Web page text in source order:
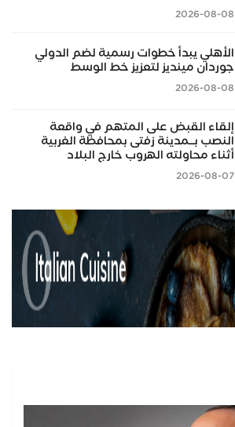
2026-08-08
​الأهلي يبدأ خطوات رسمية لضم الدولي
جوردان مينديز لتعزيز خط الوسط
2026-08-08
إلقاء القبض على المتهم في واقعة
النصب بــمدينة زفتى بمحافظة الغربية
أثناء محاولته الهروب خارج البلاد
2026-08-07